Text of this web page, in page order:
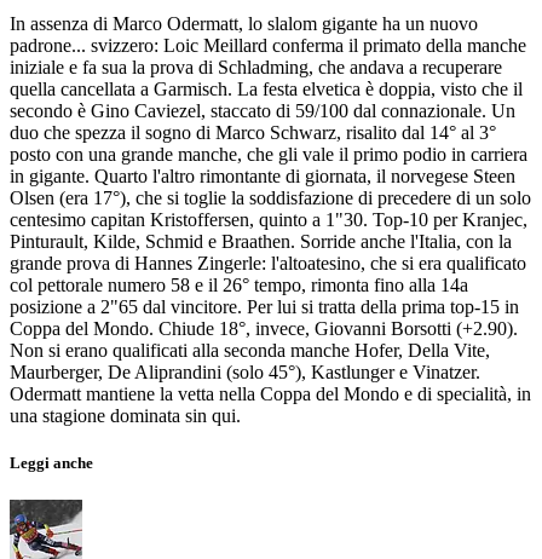
In assenza di Marco Odermatt, lo slalom gigante ha un nuovo
padrone... svizzero: Loic Meillard conferma il primato della manche
iniziale e fa sua la prova di Schladming, che andava a recuperare
quella cancellata a Garmisch. La festa elvetica è doppia, visto che il
secondo è Gino Caviezel, staccato di 59/100 dal connazionale. Un
duo che spezza il sogno di Marco Schwarz, risalito dal 14° al 3°
posto con una grande manche, che gli vale il primo podio in carriera
in gigante. Quarto l'altro rimontante di giornata, il norvegese Steen
Olsen (era 17°), che si toglie la soddisfazione di precedere di un solo
centesimo capitan Kristoffersen, quinto a 1"30. Top-10 per Kranjec,
Pinturault, Kilde, Schmid e Braathen. Sorride anche l'Italia, con la
grande prova di Hannes Zingerle: l'altoatesino, che si era qualificato
col pettorale numero 58 e il 26° tempo, rimonta fino alla 14a
posizione a 2"65 dal vincitore. Per lui si tratta della prima top-15 in
Coppa del Mondo. Chiude 18°, invece, Giovanni Borsotti (+2.90).
Non si erano qualificati alla seconda manche Hofer, Della Vite,
Maurberger, De Aliprandini (solo 45°), Kastlunger e Vinatzer.
Odermatt mantiene la vetta nella Coppa del Mondo e di specialità, in
una stagione dominata sin qui.
Leggi anche